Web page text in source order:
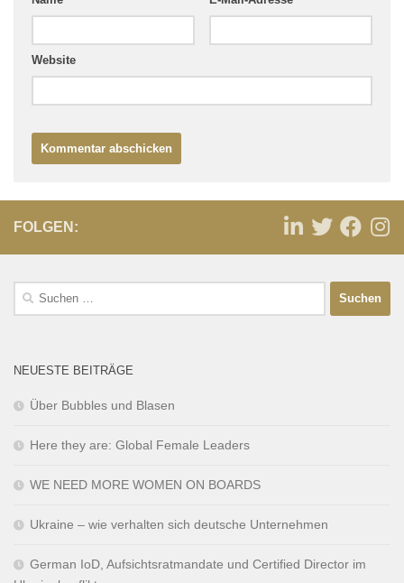
Website
FOLGEN:
NEUESTE BEITRÄGE
Über Bubbles und Blasen
Here they are: Global Female Leaders
WE NEED MORE WOMEN ON BOARDS
Ukraine – wie verhalten sich deutsche Unternehmen
German IoD, Aufsichtsratmandate und Certified Director im